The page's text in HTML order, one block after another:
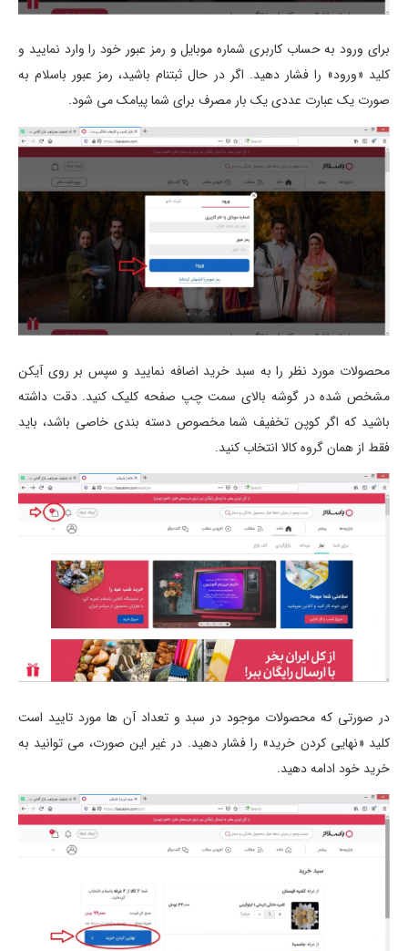
برای ورود به حساب کاربری شماره موبایل و رمز عبور خود را وارد نمایید و
کلید «ورود» را فشار دهید. اگر در حال ثبتنام باشید، رمز عبور باسلام به
صورت یک عبارت عددی یک بار مصرف برای شما پیامک می شود.
محصولات مورد نظر را به سبد خرید اضافه نمایید و سپس بر روی آیکن
مشخص شده در گوشه بالای سمت چپ صفحه کلیک کنید. دقت داشته
باشید که اگر کوپن تخفیف شما مخصوص دسته بندی خاصی باشد، باید
فقط از همان گروه کالا انتخاب کنید.
در صورتی که محصولات موجود در سبد و تعداد آن ها مورد تایید است
کلید «نهایی کردن خرید» را فشار دهید. در غیر این صورت، می توانید به
خرید خود ادامه دهید.